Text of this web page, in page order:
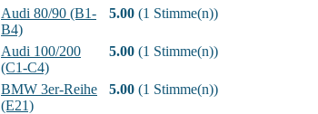
Audi 80/90 (B1-
B4)
5.00 (1 Stimme(n))
Audi 100/200
(C1-C4)
5.00 (1 Stimme(n))
BMW 3er-Reihe
(E21)
5.00 (1 Stimme(n))